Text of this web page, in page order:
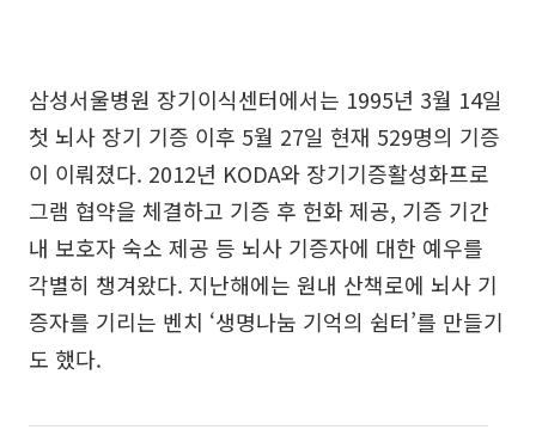
삼성서울병원 장기이식센터에서는 1995년 3월 14일
첫 뇌사 장기 기증 이후 5월 27일 현재 529명의 기증
이 이뤄졌다. 2012년 KODA와 장기기증활성화프로
그램 협약을 체결하고 기증 후 헌화 제공, 기증 기간
내 보호자 숙소 제공 등 뇌사 기증자에 대한 예우를
각별히 챙겨왔다. 지난해에는 원내 산책로에 뇌사 기
증자를 기리는 벤치 ‘생명나눔 기억의 쉼터’를 만들기
도 했다.